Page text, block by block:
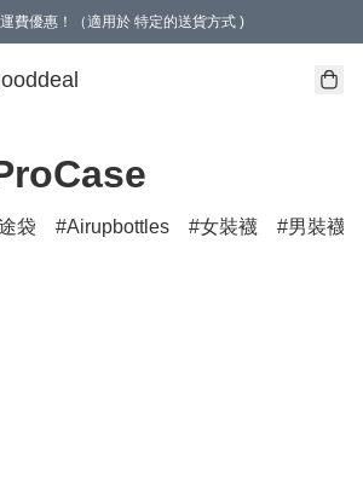
費優惠！（適用於 特定的送貨方式 )
袋 Airupbottles 女裝襪
男裝襪